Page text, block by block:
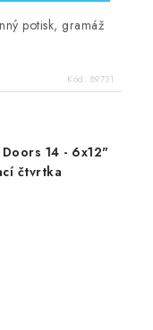
potisk, gramáž
Kód: 89731
14 - 6x12"
čtvrtka